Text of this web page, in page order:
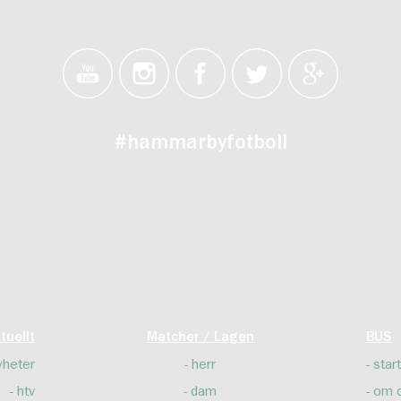
#hammarbyfotboll
htv
Matcher / Lagen
herr
dam
BUS
start
om